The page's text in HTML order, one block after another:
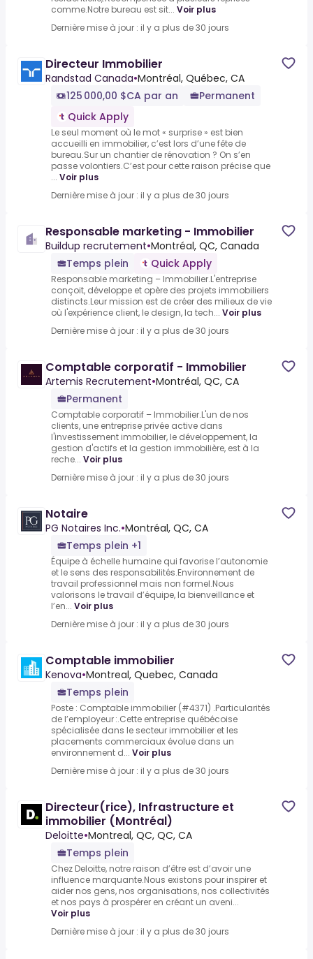
comme.Notre bureau est sit... Voir plus
Dernière mise à jour : il y a plus de 30 jours
Directeur Immobilier
Randstad Canada•Montréal, Québec, CA
125 000,00 $CA par an
Permanent
Quick Apply
Le seul moment où le mot « surprise » est bien
accueilli en immobilier, c’est lors d’une fête de
bureau.Sur un chantier de rénovation ? On s’en
passe volontiers.C’est pour cette raison précise que
... Voir plus
Dernière mise à jour : il y a plus de 30 jours
Responsable marketing - Immobilier
Buildup recrutement•Montréal, QC, Canada
Temps plein
Quick Apply
Responsable marketing – Immobilier.L'entreprise
conçoit, développe et opère des projets immobiliers
distincts.Leur mission est de créer des milieux de vie
où l'expérience client, le design, la tech... Voir plus
Dernière mise à jour : il y a plus de 30 jours
Comptable corporatif - Immobilier
Artemis Recrutement•Montréal, QC, CA
Permanent
Comptable corporatif – Immobilier.L'un de nos
clients, une entreprise privée active dans
l'investissement immobilier, le développement, la
gestion d'actifs et la gestion immobilière, est à la
reche... Voir plus
Dernière mise à jour : il y a plus de 30 jours
Notaire
PG Notaires Inc.•Montréal, QC, CA
Temps plein +1
Équipe à échelle humaine qui favorise l’autonomie
et le sens des responsabilités.Environnement de
travail professionnel mais non formel.Nous
valorisons le travail d’équipe, la bienveillance et
l’en... Voir plus
Dernière mise à jour : il y a plus de 30 jours
Comptable immobilier
Kenova•Montreal, Quebec, Canada
Temps plein
Poste : Comptable immobilier (#4371) .Particularités
de l’employeur :.Cette entreprise québécoise
spécialisée dans le secteur immobilier et les
placements commerciaux évolue dans un
environnement d... Voir plus
Dernière mise à jour : il y a plus de 30 jours
Directeur(rice), Infrastructure et
immobilier (Montréal)
Deloitte•Montreal, QC, QC, CA
Temps plein
Chez Deloitte, notre raison d’être est d’avoir une
influence marquante.Nous existons pour inspirer et
aider nos gens, nos organisations, nos collectivités
et nos pays à prospérer en créant un aveni...
Voir plus
Dernière mise à jour : il y a plus de 30 jours